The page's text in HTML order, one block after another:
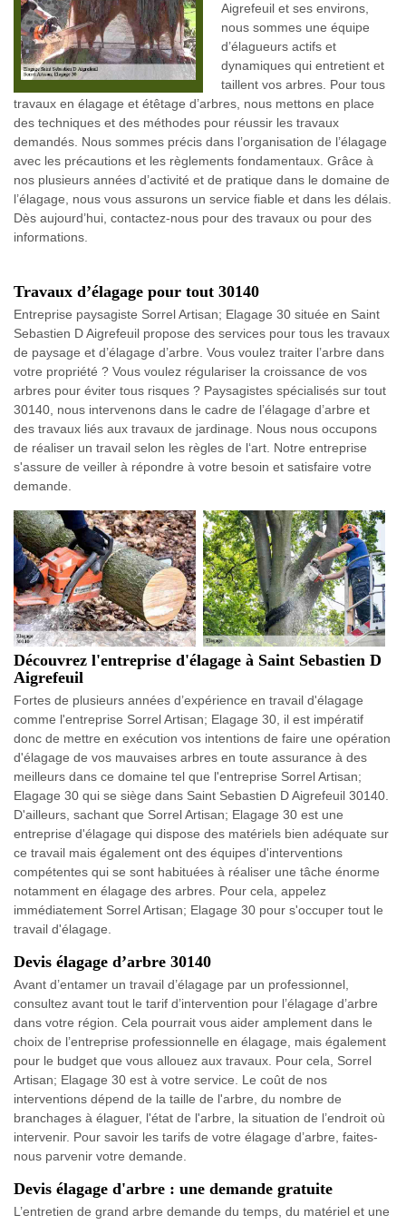
Aigrefeuil et ses environs,
nous sommes une équipe
d’élagueurs actifs et
dynamiques qui entretient et
taillent vos arbres. Pour tous
travaux en élagage et étêtage d’arbres, nous mettons en place
des techniques et des méthodes pour réussir les travaux
demandés. Nous sommes précis dans l’organisation de l’élagage
avec les précautions et les règlements fondamentaux. Grâce à
nos plusieurs années d’activité et de pratique dans le domaine de
l’élagage, nous vous assurons un service fiable et dans les délais.
Dès aujourd’hui, contactez-nous pour des travaux ou pour des
informations.
Travaux d’élagage pour tout 30140
Entreprise paysagiste Sorrel Artisan; Elagage 30 située en Saint
Sebastien D Aigrefeuil propose des services pour tous les travaux
de paysage et d’élagage d’arbre. Vous voulez traiter l’arbre dans
votre propriété ? Vous voulez régulariser la croissance de vos
arbres pour éviter tous risques ? Paysagistes spécialisés sur tout
30140, nous intervenons dans le cadre de l’élagage d’arbre et
des travaux liés aux travaux de jardinage. Nous nous occupons
de réaliser un travail selon les règles de l‘art. Notre entreprise
s'assure de veiller à répondre à votre besoin et satisfaire votre
demande.
Découvrez l'entreprise d'élagage à Saint Sebastien D
Aigrefeuil
Fortes de plusieurs années d’expérience en travail d'élagage
comme l'entreprise Sorrel Artisan; Elagage 30, il est impératif
donc de mettre en exécution vos intentions de faire une opération
d'élagage de vos mauvaises arbres en toute assurance à des
meilleurs dans ce domaine tel que l'entreprise Sorrel Artisan;
Elagage 30 qui se siège dans Saint Sebastien D Aigrefeuil 30140.
D'ailleurs, sachant que Sorrel Artisan; Elagage 30 est une
entreprise d'élagage qui dispose des matériels bien adéquate sur
ce travail mais également ont des équipes d'interventions
compétentes qui se sont habituées à réaliser une tâche énorme
notamment en élagage des arbres. Pour cela, appelez
immédiatement Sorrel Artisan; Elagage 30 pour s'occuper tout le
travail d'élagage.
Devis élagage d’arbre 30140
Avant d’entamer un travail d’élagage par un professionnel,
consultez avant tout le tarif d’intervention pour l’élagage d’arbre
dans votre région. Cela pourrait vous aider amplement dans le
choix de l’entreprise professionnelle en élagage, mais également
pour le budget que vous allouez aux travaux. Pour cela, Sorrel
Artisan; Elagage 30 est à votre service. Le coût de nos
interventions dépend de la taille de l'arbre, du nombre de
branchages à élaguer, l'état de l'arbre, la situation de l’endroit où
intervenir. Pour savoir les tarifs de votre élagage d’arbre, faites-
nous parvenir votre demande.
Devis élagage d'arbre : une demande gratuite
L’entretien de grand arbre demande du temps, du matériel et une